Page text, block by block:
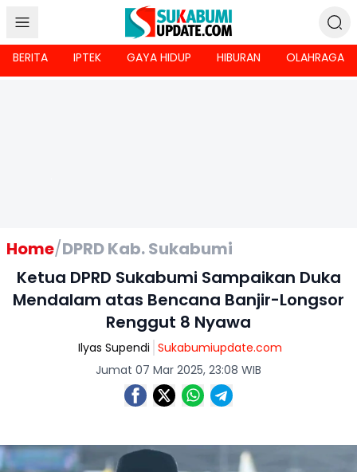
BERITA IPTEK GAYA HIDUP HIBURAN OLAHRAGA
Home/DPRD Kab. Sukabumi
Ketua DPRD Sukabumi Sampaikan Duka
Mendalam atas Bencana Banjir-Longsor
Renggut 8 Nyawa
Ilyas Supendi Sukabumiupdate.com
Jumat 07 Mar 2025, 23:08 WIB